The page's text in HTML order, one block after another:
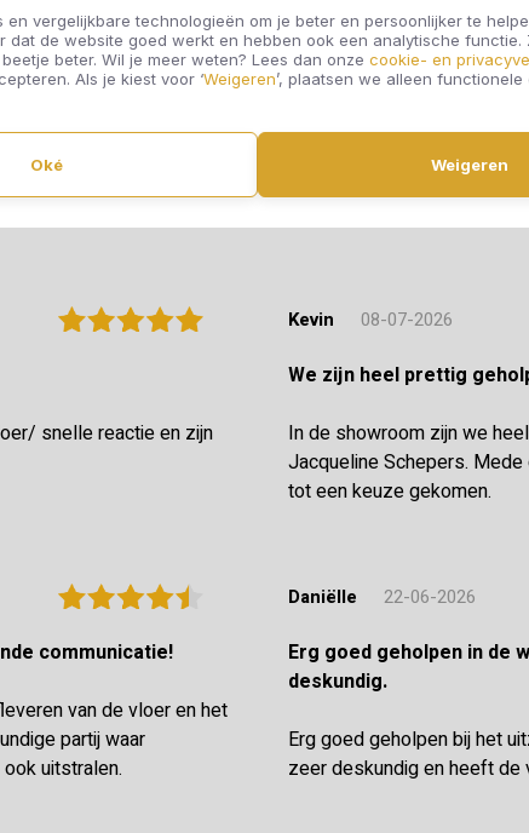
en vergelijkbare technologieën om je beter en persoonlijker te
dat de website goed werkt en hebben ook een analytische functie.
beter. Wil je meer weten? Lees dan onze cookie- en
Als je kiest voor ‘Weigeren’, plaatsen we alleen
Oké Weigeren
Fabrieksgarantie:
Gebruiksklasse:
snelle reactie en zijn
Kevin 08-07-2026
We zijn heel prettig
In de showroom zijn we
Jacqueline Schepers.
tot een keuze gekomen.
communicatie!
van de vloer en het
partij waar
uitstralen.
Daniëlle 22-06-2026
Erg goed geholpen in de winkel en de vloerenlegger was zeer
deskundig.
Erg goed geholpen bij het
zeer deskundig en heeft